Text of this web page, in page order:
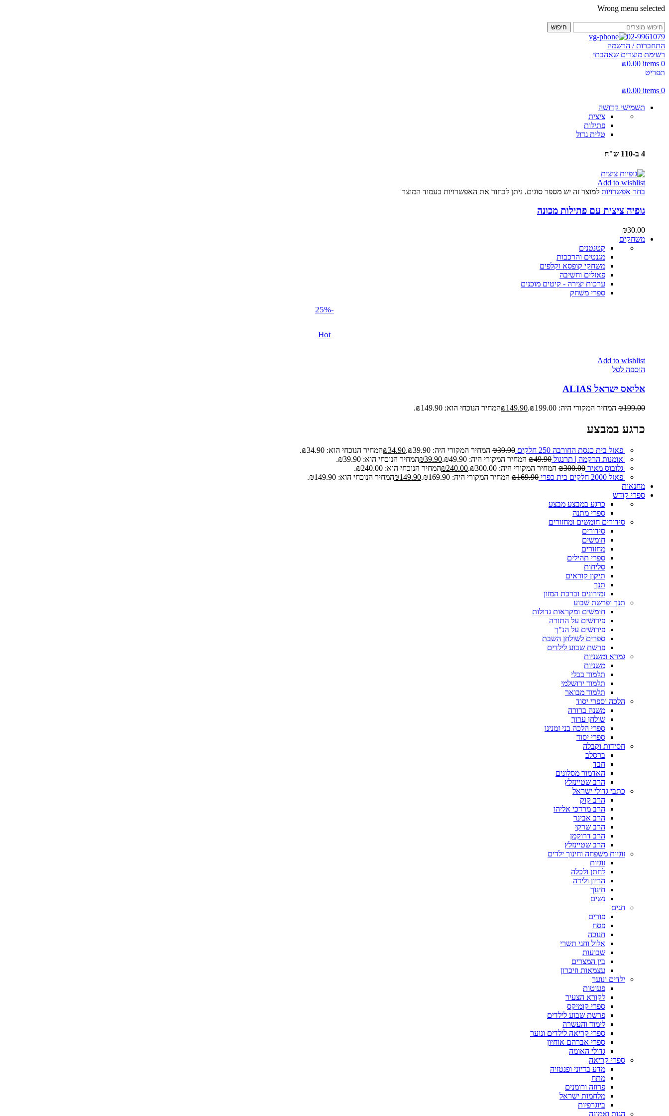
Wrong menu selected
חיפוש
02-9961079
התחברות / הרשמה
רשימת מוצרים שאהבתי
0
items
₪0.00
תפריט
0
items
₪0.00
תשמישי קדושה
ציצית
פתילות
טלית גדול
4 ב-110 ש"ח
Add to wishlist
בחר אפשרויות למוצר זה יש מספר סוגים. ניתן לבחור את האפשרויות בעמוד המוצר
גופיה ציצית עם פתילות מכונה
₪30.00
משחקים
קטנטנים
מגנטים והרכבות
משחקי קופסא וקלפים
פאזלים וחשיבה
ערכות יצירה - קיטים מוכנים
ספרי משחק
-25%
Hot
Add to wishlist
הוספה לסל
אליאס ישראל ALIAS
₪199.00 המחיר המקורי היה: ₪199.00. ₪149.90 המחיר הנוכחי הוא: ₪149.90.
כרגע במבצע
פאזל בית כנסת החורבה 250 חלקים ₪39.90 המחיר המקורי היה: ₪39.90. ₪34.90
המחיר הנוכחי הוא: ₪34.90.
אומנות הרקמה | תרנגול
₪49.90 המחיר המקורי היה: ₪49.90. ₪39.90
המחיר הנוכחי הוא: ₪39.90.
גלובוס מאיר
₪300.00 המחיר המקורי היה: ₪300.00. ₪240.00
המחיר הנוכחי הוא: ₪240.00.
פאזל 2000 חלקים בית כפרי
₪169.90 המחיר המקורי היה: ₪169.90. ₪149.90
המחיר הנוכחי הוא: ₪149.90.
מחנאות
ספרי קודש
כרגע במבצע מבצע
ספרי מתנה
סידורים חומשים ומחזורים
סידורים
חומשים
מחזורים
ספרי תהילים
סליחות
תיקון קוראים
תנך
זמירונים וברכת המזון
תנך ופרשת שבוע
חומשים ומקראות גדולות
פירושים על התורה
פירושים על הנ"ך
ספרים לשולחן השבת
פרשת שבוע לילדים
גמרא ומשניות
משניות
תלמוד בבלי
תלמוד ירושלמי
תלמוד מבואר
הלכה וספרי יסוד
משנה ברורה
שולחן ערוך
ספרי הלכה בני זמנינו
ספרי יסוד
חסידות וקבלה
ברסלב
חבד
האדמור מסלונים
הרב שטיינזלץ
כתבי גדולי ישראל
הרב קוק
הרב מרדכי אליהו
הרב אבינר
הרב שרקי
הרב דרוקמן
הרב שטיינזלץ
זוגיות משפחה וחינוך ילדים
זוגיות
לחתן ולכלה
הריון ולידה
חינוך
נשים
חגים
פורים
פסח
חנוכה
אלול וחגי תשרי
שבועות
בין המצרים
עצמאות וזיכרון
ילדים ונוער
פעוטות
לקורא הצעיר
ספרי קומיקס
פרשת שבוע לילדים
לימוד והעשרה
ספרי קריאה לילדים ונוער
ספרי אברהם אוחיון
גדולי האומה
ספרי קריאה
מדע בדיוני ופנטזיה
מתח
פרוזה ורומנים
מלחמות ישראל
ביוגרפיות
הגות ואמונה